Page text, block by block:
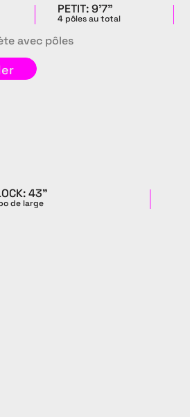
PETIT: 9'7"
4 pôles au total
avec pôles
43"
de large